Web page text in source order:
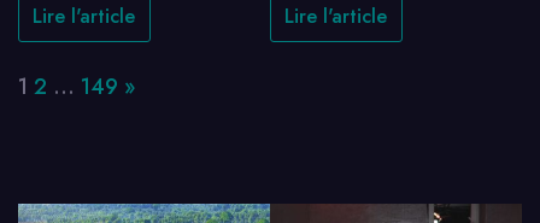
Lire l'article Lire l'article
Page:
1 2 … 149 Next
»